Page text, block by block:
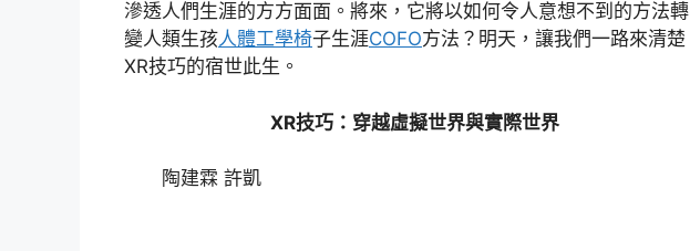
滲透人們生涯的方方面面。將來，它將以如何令人意想不到的方法轉
變人類生孩人體工學椅子生涯COFO方法？明天，讓我們一路來清楚
XR技巧的宿世此生。
XR技巧：穿越虛擬世界與實際世界
陶建霖 許凱